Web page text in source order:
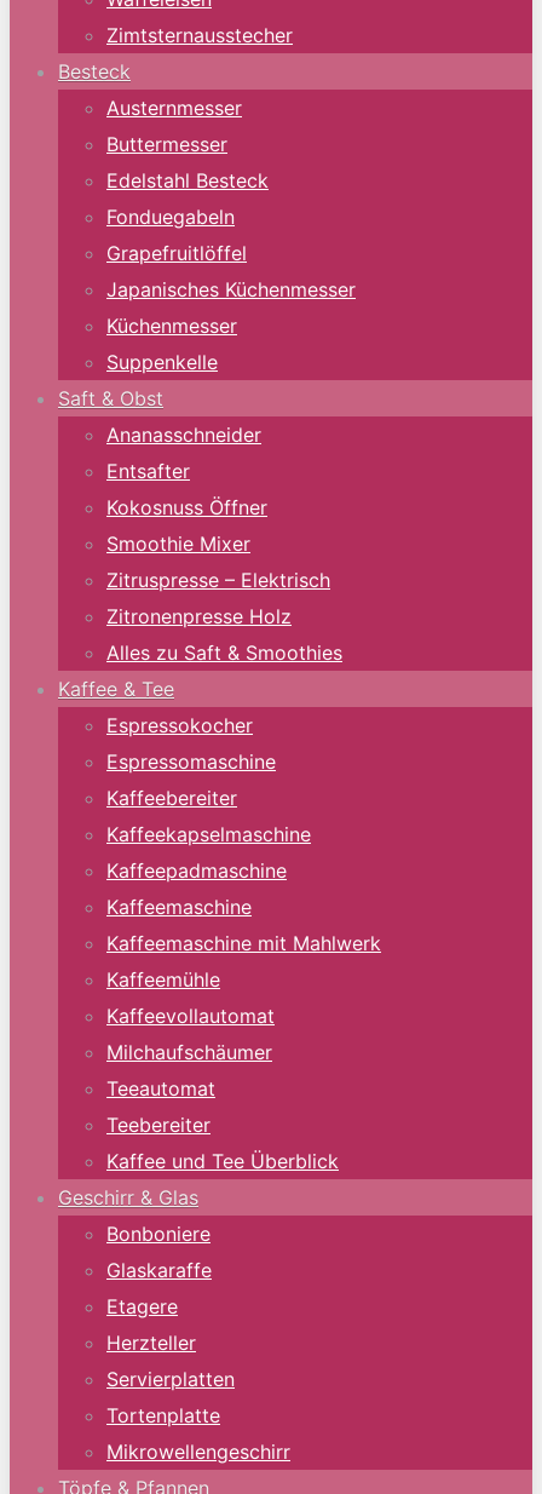
Zimtsternausstecher
Besteck
Austernmesser
Buttermesser
Edelstahl Besteck
Fonduegabeln
Grapefruitlöffel
Japanisches Küchenmesser
Küchenmesser
Suppenkelle
Saft & Obst
Ananasschneider
Entsafter
Kokosnuss Öffner
Smoothie Mixer
Zitruspresse – Elektrisch
Zitronenpresse Holz
Alles zu Saft & Smoothies
Kaffee & Tee
Espressokocher
Espressomaschine
Kaffeebereiter
Kaffeekapselmaschine
Kaffeepadmaschine
Kaffeemaschine
Kaffeemaschine mit Mahlwerk
Kaffeemühle
Kaffeevollautomat
Milchaufschäumer
Teeautomat
Teebereiter
Kaffee und Tee Überblick
Geschirr & Glas
Bonboniere
Glaskaraffe
Etagere
Herzteller
Servierplatten
Tortenplatte
Mikrowellengeschirr
Töpfe & Pfannen